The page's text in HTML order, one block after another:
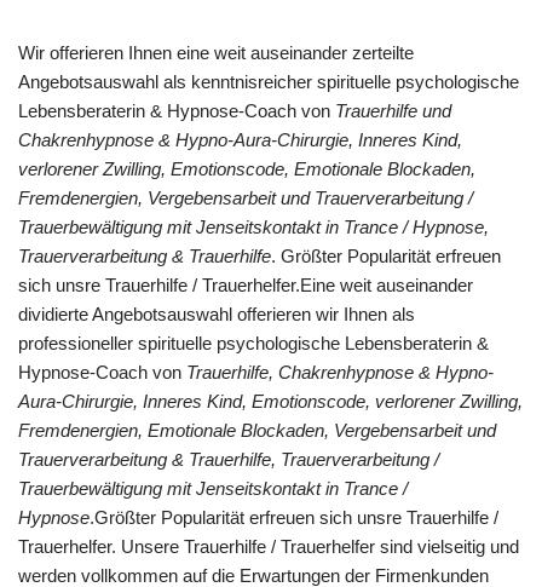
Wir offerieren Ihnen eine weit auseinander zerteilte
Angebotsauswahl als kenntnisreicher spirituelle psychologische
Lebensberaterin & Hypnose-Coach von Trauerhilfe und
Chakrenhypnose & Hypno-Aura-Chirurgie, Inneres Kind,
verlorener Zwilling, Emotionscode, Emotionale Blockaden,
Fremdenergien, Vergebensarbeit und Trauerverarbeitung /
Trauerbewältigung mit Jenseitskontakt in Trance / Hypnose,
Trauerverarbeitung & Trauerhilfe. Größter Popularität erfreuen
sich unsre Trauerhilfe / Trauerhelfer.Eine weit auseinander
dividierte Angebotsauswahl offerieren wir Ihnen als
professioneller spirituelle psychologische Lebensberaterin &
Hypnose-Coach von Trauerhilfe, Chakrenhypnose & Hypno-
Aura-Chirurgie, Inneres Kind, Emotionscode, verlorener Zwilling,
Fremdenergien, Emotionale Blockaden, Vergebensarbeit und
Trauerverarbeitung & Trauerhilfe, Trauerverarbeitung /
Trauerbewältigung mit Jenseitskontakt in Trance /
Hypnose.Größter Popularität erfreuen sich unsre Trauerhilfe /
Trauerhelfer. Unsere Trauerhilfe / Trauerhelfer sind vielseitig und
werden vollkommen auf die Erwartungen der Firmenkunden